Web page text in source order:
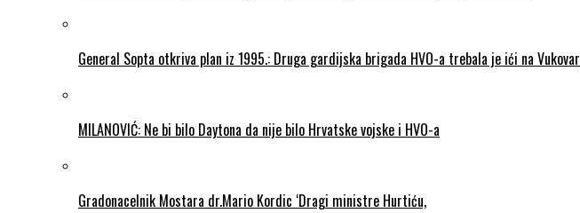
General Sopta otkriva plan iz 1995.: Druga gardijska brigada HVO-a trebala je ići na Vukovar
MILANOVIĆ: Ne bi bilo Daytona da nije bilo Hrvatske vojske i HVO-a
Gradonacelnik Mostara dr.Mario Kordic ‘Dragi ministre Hurtiću,